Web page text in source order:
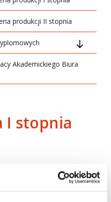
produkcji II stopnia
z zaburzeniami ze
kwalifikacyjne
studia
rozwoju dziecka -
Akademickiego Biura
I stopnia